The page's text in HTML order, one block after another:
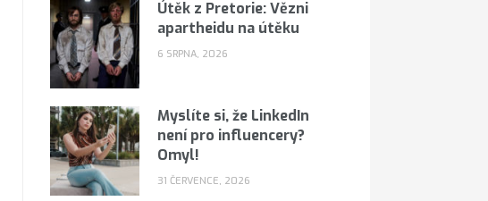
Útěk z Pretorie: Vězni
apartheidu na útěku
6 SRPNA, 2026
Myslíte si, že LinkedIn
není pro influencery?
Omyl!
31 ČERVENCE, 2026